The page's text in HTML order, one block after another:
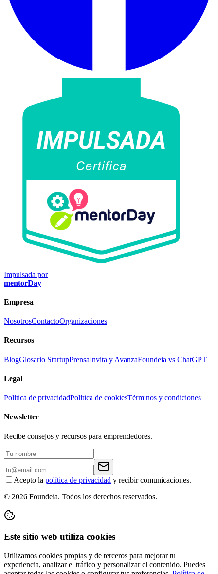
Impulsada por
mentorDay
Empresa
NosotrosContactoOrganizaciones
Recursos
BlogGlosario StartupPrensaInvita y AvanzaFoundeia vs ChatGPT
Legal
Política de privacidadPolítica de cookiesTérminos y condiciones
Newsletter
Recibe consejos y recursos para emprendedores.
Acepto la política de privacidad y recibir comunicaciones.
© 2026 Foundeia. Todos los derechos reservados.
Este sitio web utiliza cookies
Utilizamos cookies propias y de terceros para mejorar tu
experiencia, analizar el tráfico y personalizar el contenido. Puedes